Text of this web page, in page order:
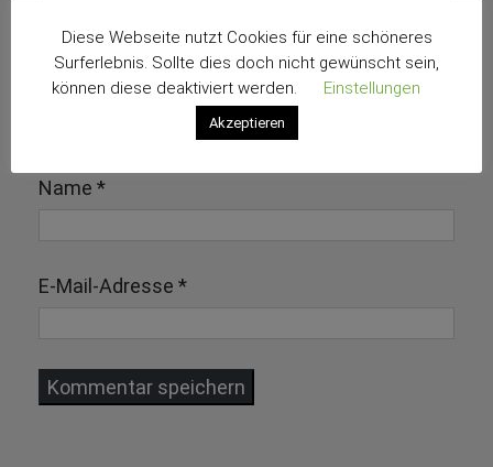
Name *
E-Mail-Adresse *
Diese Webseite nutzt Cookies für eine schöneres
Surferlebnis. Sollte dies doch nicht gewünscht sein,
können diese deaktiviert werden.
Einstellungen
Akzeptieren